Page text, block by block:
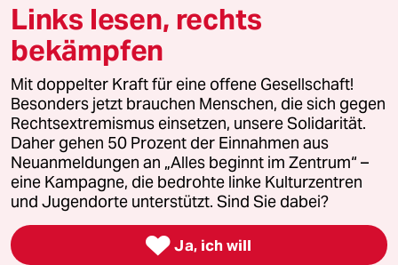
© 2026 taz Verlags und Vertriebs GmbH
Alle Rechte vorbehalten. Bei rechtlichen Fragen oder für Genehmigungen
wenden Sie sich bitte an
lizenzen@taz.de
Feedback Redaktionsstatut Kommune-Richtlinien
Leitlinie Informant Datenschutz Impressum AGB
Seitenwende Einwilligungen widerrufen (Ads)
Links lesen, rechts
bekämpfen
Mit doppelter Kraft für eine offene Gesellschaft!
Besonders jetzt brauchen Menschen, die sich gegen
Rechtsextremismus einsetzen, unsere Solidarität.
Daher gehen 50 Prozent der Einnahmen aus
Neuanmeldungen an „Alles beginnt im Zentrum“ –
eine Kampagne, die bedrohte linke Kulturzentren
und Jugendorte unterstützt. Sind Sie dabei?
 Ja, ich will